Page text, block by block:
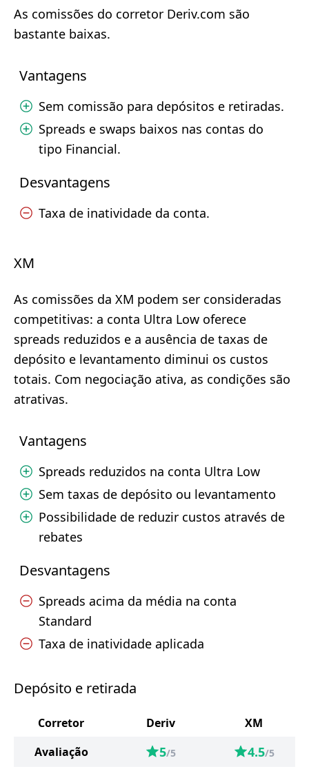
As comissões do corretor Deriv.com são
bastante baixas.
Vantagens
Sem comissão para depósitos e retiradas.
Spreads e swaps baixos nas contas do
tipo Financial.
Desvantagens
Taxa de inatividade da conta.
XM
As comissões da XM podem ser consideradas
competitivas: a conta Ultra Low oferece
spreads reduzidos e a ausência de taxas de
depósito e levantamento diminui os custos
totais. Com negociação ativa, as condições são
atrativas.
Vantagens
Spreads reduzidos na conta Ultra Low
Sem taxas de depósito ou levantamento
Possibilidade de reduzir custos através de
rebates
Desvantagens
Spreads acima da média na conta
Standard
Taxa de inatividade aplicada
Depósito e retirada
Corretor Deriv
XM
Avaliação
5/5 4.5/5